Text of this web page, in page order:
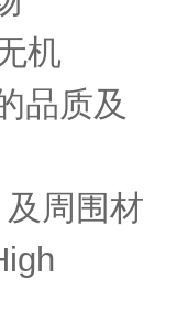
机
品质及
周围材